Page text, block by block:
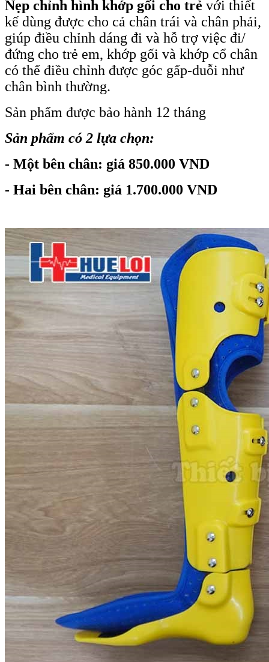
Nẹp chỉnh hình khớp gối cho trẻ với thiết
kế dùng được cho cả chân trái và chân phải,
giúp điều chỉnh dáng đi và hỗ trợ việc đi/
đứng cho trẻ em, khớp gối và khớp cổ chân
có thể điều chỉnh được góc gấp-duỗi như
chân bình thường.
Sản phẩm được bảo hành 12 tháng
Sản phẩm có 2 lựa chọn:
- Một bên chân: giá 850.000 VND
- Hai bên chân: giá 1.700.000 VND